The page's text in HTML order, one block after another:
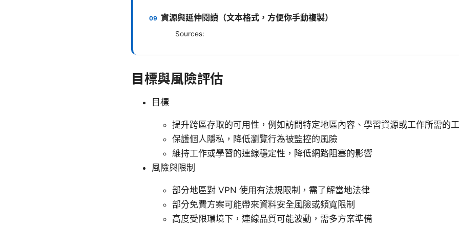
資源與延伸閱讀（文本格式，方便你手動複製）
Sources:
目標與風險評估
目標
提升跨區存取的可用性，例如訪問特定地區內容、學習資源或工作所需的
保護個人隱私，降低瀏覽行為被監控的風險
維持工作或學習的連線穩定性，降低網路阻塞的影響
風險與限制
部分地區對 VPN 使用有法規限制，需了解當地法律
部分免費方案可能帶來資料安全風險或頻寬限制
高度受限環境下，連線品質可能波動，需多方案準備